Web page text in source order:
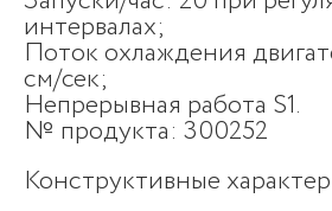
интервалах;
Поток охлаждения
см/сек;
Непрерывная работа S1.
№ продукта: 300252
Конструктивные